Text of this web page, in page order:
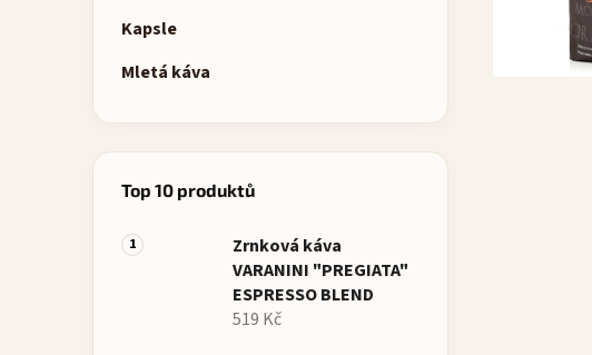
e
Kapsle
Mletá káva
Top 10 produktů
Zrnková káva
VARANINI "PREGIATA"
ESPRESSO BLEND
519 Kč